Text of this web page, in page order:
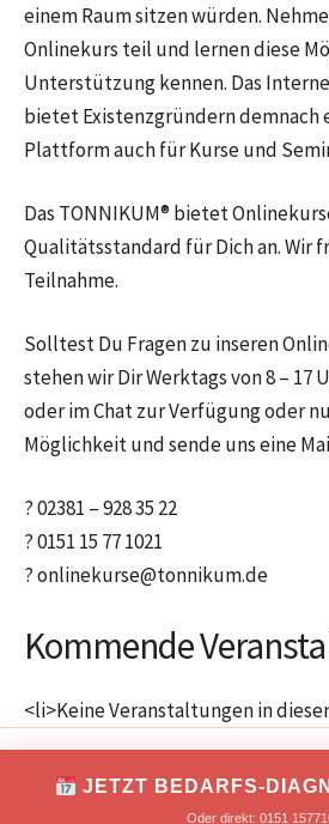
JETZT BEDARFS-
Oder direkt: 0151
einem Raum sitzen würden.
Onlinekurs teil und lernen diese
Unterstützung kennen. Das
bietet Existenzgründern demnach
Plattform auch für Kurse und
Das TONNIKUM® bietet
Qualitätsstandard für Dich an. Wir
Teilnahme.
Solltest Du Fragen zu inseren
stehen wir Dir Werktags von 8 – 17
oder im Chat zur Verfügung oder
Möglichkeit und sende uns eine
? 02381 – 928 35 22
? 0151 15 77 1021
? onlinekurse@tonnikum.de
Kommende
<li>Keine Veranstaltungen in
Copyright © 2026 TONNIKUM®